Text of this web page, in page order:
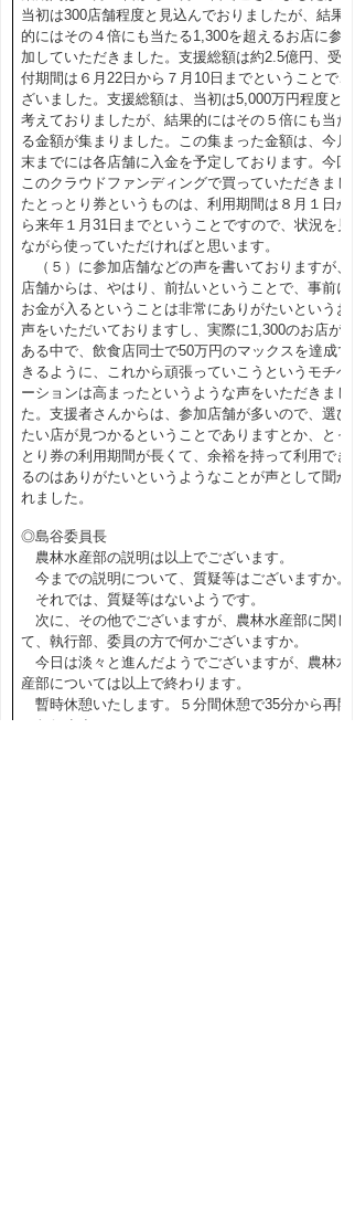
当初は300店舗程度と見込んでおりましたが、結果
的にはその４倍にも当たる1,300を超えるお店に参
加していただきました。支援総額は約2.5億円、受
付期間は６月22日から７月10日までということでご
ざいました。支援総額は、当初は5,000万円程度と
考えておりましたが、結果的にはその５倍にも当た
る金額が集まりました。この集まった金額は、今月
末までには各店舗に入金を予定しております。今回
このクラウドファンディングで買っていただきまし
たとっとり券というものは、利用期間は８月１日か
ら来年１月31日までということですので、状況を見
ながら使っていただければと思います。
（５）に参加店舗などの声を書いておりますが、
店舗からは、やはり、前払いということで、事前に
お金が入るということは非常にありがたいというお
声をいただいておりますし、実際に1,300のお店が
ある中で、飲食店同士で50万円のマックスを達成で
きるように、これから頑張っていこうというモチベ
ーションは高まったというような声をいただきまし
た。支援者さんからは、参加店舗が多いので、選び
たい店が見つかるということでありますとか、とっ
とり券の利用期間が長くて、余裕を持って利用でき
るのはありがたいというようなことが声として聞か
れました。
◎島谷委員長
農林水産部の説明は以上でございます。
今までの説明について、質疑等はございますか。
それでは、質疑等はないようです。
次に、その他でございますが、農林水産部に関し
て、執行部、委員の方で何かございますか。
今日は淡々と進んだようでございますが、農林水
産部については以上で終わります。
暫時休憩いたします。５分間休憩で35分から再開
いたします。